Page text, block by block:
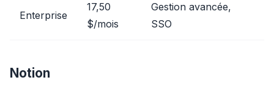
Enterprise
17,50
$/mois
Gestion avancée,
SSO
Notion